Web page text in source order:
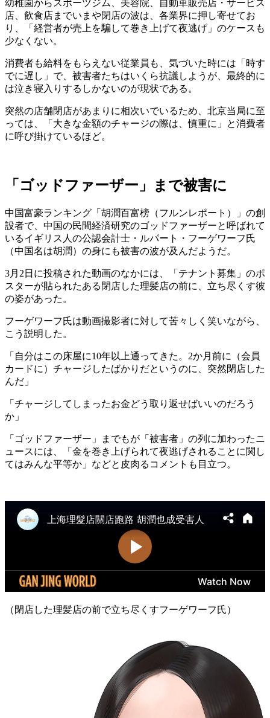
幼稚園からスポーツジム、美容院、自動車販売店・サービス
店、飲食店までいまや閉店の波は、各業界に押し寄せてお
り、「経営者が売上を騙して巻き上げて夜逃げ」のケースも
少なくない。
消費者も給料をもらえない従業員も、気づいた時には「時す
でに遅し」で、被害者たちはいくら抗議しようが、最終的に
は泣き寝入りするしかないのが現状である。
突然の店舗閉店があまりに相次いでいるため、北京当局に至
っては、「大きな金額のチャージの際は、慎重に」と消費者
に呼び掛けているほど。
「ゴッドファーザー」まで被害に
中国富豪ランキング「胡潤百富榜（フルンレポート）」の創
設者で、中国の民間経済研究のゴッドファーザーと呼ばれて
いるイギリス人の公認会計士・ルパート・フーゲワーフ氏
（中国名は胡潤）の身にも被害の波が及んだようだ。
3月2日に投稿された動画のなかには、「テナント募集」のポ
スターが貼られたある閉店した理髪店の前に、立ち尽くす彼
の姿があった。
フーゲワーフ氏は動画撮影者に対して苦々しく笑いながら、
こう説明した。
「自分はこの床屋に10年以上通ってきた。2か月前に（会員
カードに）チャージしたばかりだというのに、突然閉店した
んだ」
「チャージしてしまったお金どう取り返せばいいのだろう
か」
「ゴッドファーザー」までもが「被害者」の列に加わったニ
ュースには、「金を巻き上げられて夜逃げされることに関し
てはみんな平等か」などと皮肉るコメントも目立つ。
（閉店した理髪店の前で立ち尽くすフーゲワーフ氏）